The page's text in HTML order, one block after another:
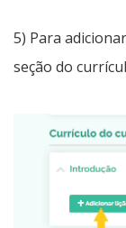
5) Para
seção do